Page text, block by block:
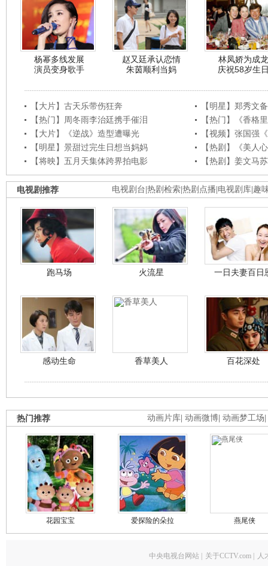
杨幂多线发展
演员变身歌手
赵又廷承认恋情
朱茵顺利当妈
林凤娇为成龙
庆祝58岁生
【大片】古天乐带伤狂奔
【明星】郑秀文
【热门】周冬雨李治廷携手催泪
【热门】《香格
【大片】《逆战》造型遭曝光
【视频】张国强
【明星】景甜过完生日想当妈妈
【热剧】《美人
【将映】五月天集体跨界拍电影
【热剧】姜文马
电视剧台 热剧检索 热剧点播 电视剧库 趣
电视剧推荐
跑马场 火流星 一日夫妻百日
感动生命 香草美人 百花深处
动画片库 动画微博 动画梦工场
热门推荐
花园宝宝 爱探险的朵拉 燕尾侠
中央电视台网站 关于CCTV.com 人